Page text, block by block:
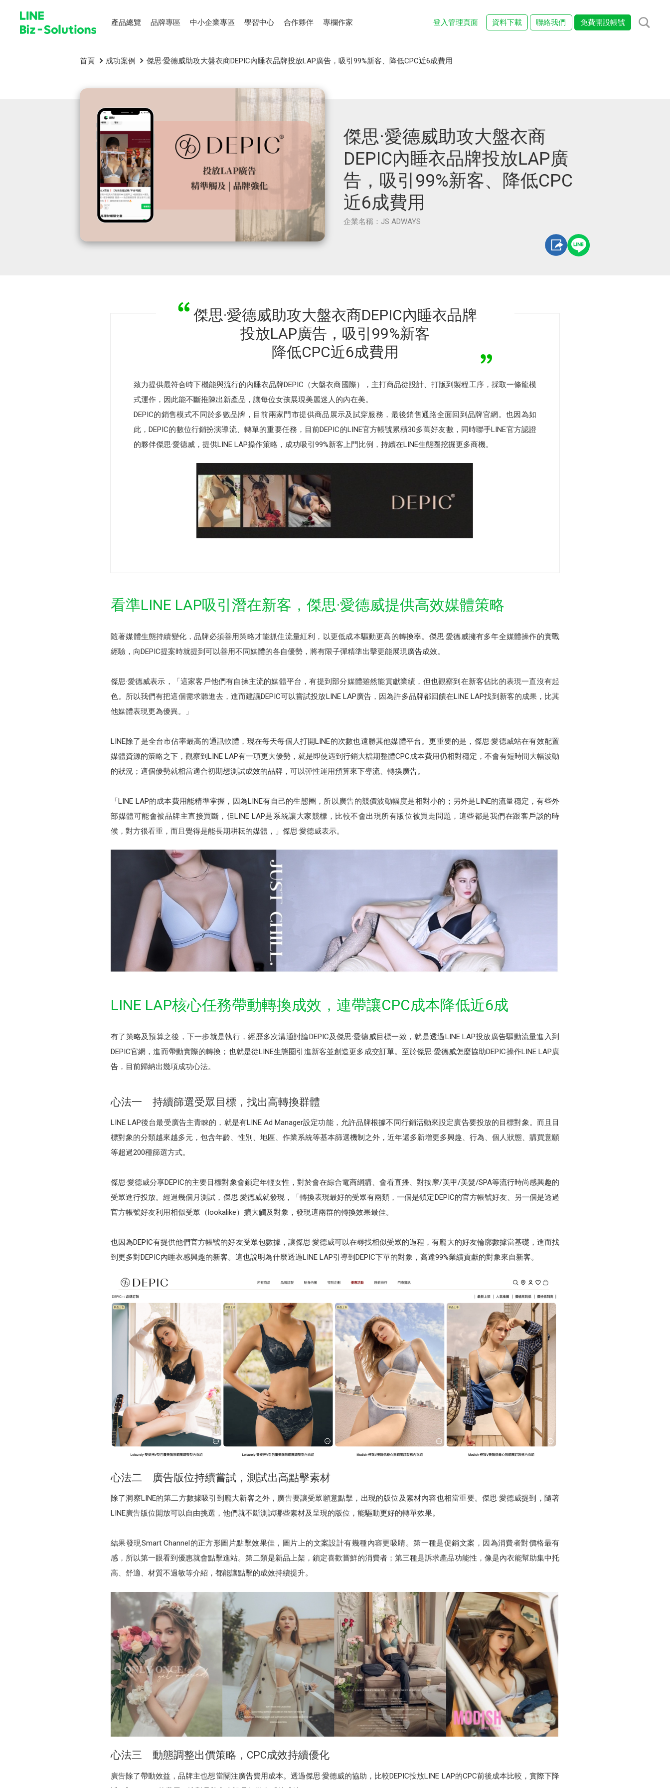
產品總覽 品牌專區 中小企業專區 學習中心 合作夥伴 專欄作家 登入管理頁面 資料下載 聯絡我們 免費開設帳號
首頁 成功案例 傑思·愛德威助攻大盤衣商DEPIC內睡衣品牌投放LAP廣告，吸引99%新客、降低CPC近6成費用
傑思·愛德威助攻大盤衣商
DEPIC內睡衣品牌投放LAP廣
告，吸引99%新客、降低CPC
近6成費用
企業名稱：JS ADWAYS
傑思·愛德威助攻大盤衣商DEPIC內睡衣品牌
投放LAP廣告，吸引99%新客
降低CPC近6成費用
致力提供最符合時下機能與流行的內睡衣品牌DEPIC（大盤衣商國際），主打商品從設計、打版到製程工序，採取一條龍模
式運作，因此能不斷推陳出新產品，讓每位女孩展現美麗迷人的內在美。
DEPIC的銷售模式不同於多數品牌，目前兩家門市提供商品展示及試穿服務，最後銷售通路全面回到品牌官網。也因為如
此，DEPIC的數位行銷扮演導流、轉單的重要任務，目前DEPIC的LINE官方帳號累積30多萬好友數，同時聯手LINE官方認證
的夥伴傑思·愛德威，提供LINE LAP操作策略，成功吸引99%新客上門比例，持續在LINE生態圈挖掘更多商機。
看準LINE LAP吸引潛在新客，傑思·愛德威提供高效媒體策略
隨著媒體生態持續變化，品牌必須善用策略才能抓住流量紅利，以更低成本驅動更高的轉換率。傑思·愛德威擁有多年全媒體操作的實戰
經驗，向DEPIC提案時就提到可以善用不同媒體的各自優勢，將有限子彈精準出擊更能展現廣告成效。
傑思·愛德威表示，「這家客戶他們有自操主流的媒體平台，有提到部分媒體雖然能貢獻業績，但也觀察到在新客佔比的表現一直沒有起
色。所以我們有把這個需求聽進去，進而建議DEPIC可以嘗試投放LINE LAP廣告，因為許多品牌都回饋在LINE LAP找到新客的成果，比其
他媒體表現更為優異。」
LINE除了是全台市佔率最高的通訊軟體，現在每天每個人打開LINE的次數也遠勝其他媒體平台。更重要的是，傑思·愛德威站在有效配置
媒體資源的策略之下，觀察到LINE LAP有一項更大優勢，就是即使遇到行銷大檔期整體CPC成本費用仍相對穩定，不會有短時間大幅波動
的狀況；這個優勢就相當適合初期想測試成效的品牌，可以彈性運用預算來下導流、轉換廣告。
「LINE LAP的成本費用能精準掌握，因為LINE有自己的生態圈，所以廣告的競價波動幅度是相對小的；另外是LINE的流量穩定，有些外
部媒體可能會被品牌主直接買斷，但LINE LAP是系統讓大家競標，比較不會出現所有版位被買走問題，這些都是我們在跟客戶談的時
候，對方很看重，而且覺得是能長期耕耘的媒體，」傑思·愛德威表示。
LINE LAP核心任務帶動轉換成效，連帶讓CPC成本降低近6成
有了策略及預算之後，下一步就是執行，經歷多次溝通討論DEPIC及傑思·愛德威目標一致，就是透過LINE LAP投放廣告驅動流量進入到
DEPIC官網，進而帶動實際的轉換；也就是從LINE生態圈引進新客並創造更多成交訂單。至於傑思·愛德威怎麼協助DEPIC操作LINE LAP廣
告，目前歸納出幾項成功心法。
心法一 持續篩選受眾目標，找出高轉換群體
LINE LAP後台最受廣告主青睞的，就是有LINE Ad Manager設定功能，允許品牌根據不同行銷活動來設定廣告要投放的目標對象。而且目
標對象的分類越來越多元，包含年齡、性別、地區、作業系統等基本篩選機制之外，近年還多新增更多興趣、行為、個人狀態、購買意願
等超過200種篩選方式。
傑思·愛德威分享DEPIC的主要目標對象會鎖定年輕女性，對於會在綜合電商網購、會看直播、對按摩/美甲/美髮/SPA等流行時尚感興趣的
受眾進行投放。經過幾個月測試，傑思·愛德威就發現，「轉換表現最好的受眾有兩類，一個是鎖定DEPIC的官方帳號好友、另一個是透過
官方帳號好友利用相似受眾（lookalike）擴大觸及對象，發現這兩群的轉換效果最佳。
也因為DEPIC有提供他們官方帳號的好友受眾包數據，讓傑思·愛德威可以在尋找相似受眾的過程，有龐大的好友輪廓數據當基礎，進而找
到更多對DEPIC內睡衣感興趣的新客。這也說明為什麼透過LINE LAP引導到DEPIC下單的對象，高達99%業績貢獻的對象來自新客。
心法二 廣告版位持續嘗試，測試出高點擊素材
除了洞察LINE的第二方數據吸引到龐大新客之外，廣告要讓受眾願意點擊，出現的版位及素材內容也相當重要。傑思·愛德威提到，隨著
LINE廣告版位開放可以自由挑選，他們就不斷測試哪些素材及呈現的版位，能驅動更好的轉單效果。
結果發現Smart Channel的正方形圖片點擊效果佳，圖片上的文案設計有幾種內容更吸睛。第一種是促銷文案，因為消費者對價格最有
感，所以第一眼看到優惠就會點擊進站。第二類是新品上架，鎖定喜歡嘗鮮的消費者；第三種是訴求產品功能性，像是內衣能幫助集中托
高、舒適、材質不過敏等介紹，都能讓點擊的成效持續提升。
心法三 動態調整出價策略，CPC成效持續優化
廣告除了帶動效益，品牌主也想當關注廣告費用成本。透過傑思·愛德威的協助，比較DEPIC投放LINE LAP的CPC前後成本比較，實際下降